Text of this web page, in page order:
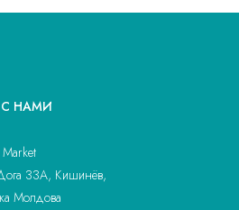
С НАМИ
33A, Кишинёв,
Молдова